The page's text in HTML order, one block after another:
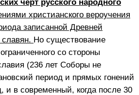
черт русского народного
христианского вероучения
записанной Древней
Но существование
со стороны
(236 лет Соборы не
период и прямых гонений
и в современный, когда после 30